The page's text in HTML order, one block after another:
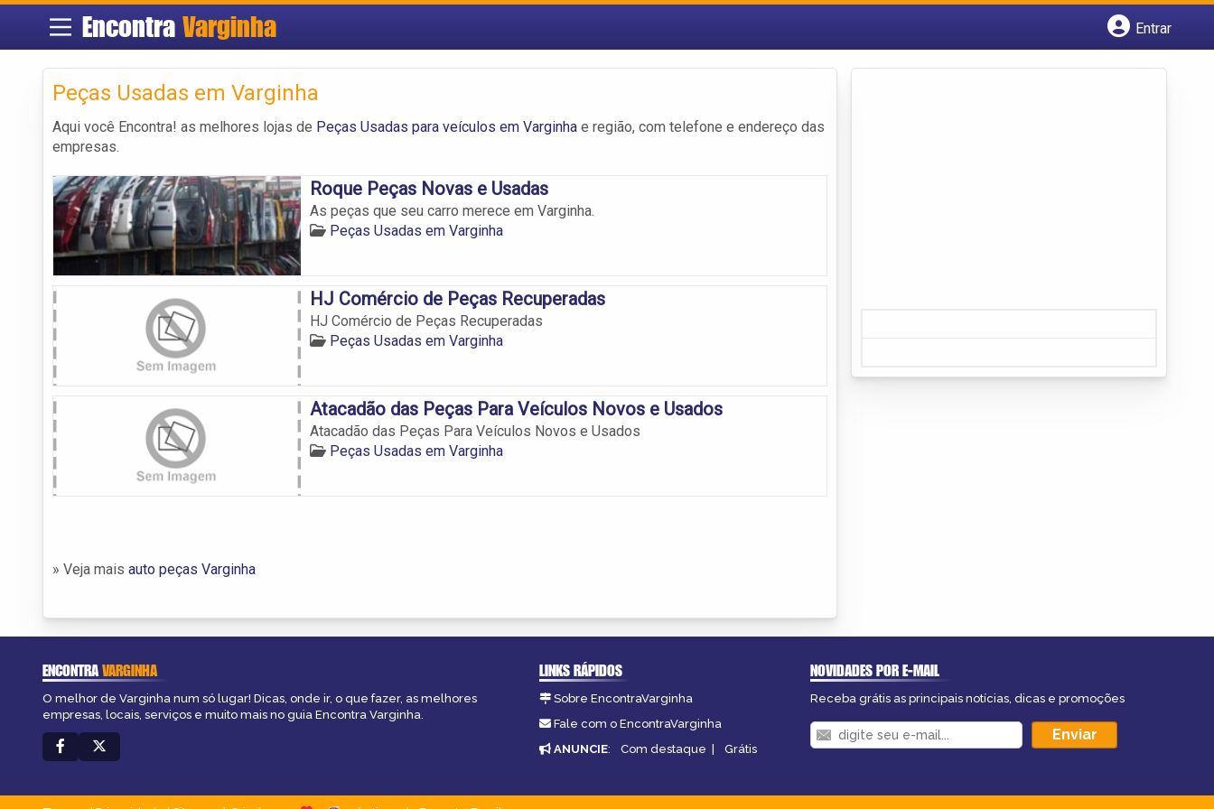
Encontra Varginha
Entrar
Peças Usadas em Varginha
Aqui você Encontra! as melhores lojas de Peças Usadas para veículos em Varginha e região, com telefone e endereço das
empresas.
Roque Peças Novas e Usadas
As peças que seu carro merece em Varginha.
Peças Usadas em Varginha
HJ Comércio de Peças Recuperadas
HJ Comércio de Peças Recuperadas
Peças Usadas em Varginha
Atacadão das Peças Para Veículos Novos e Usados
Atacadão das Peças Para Veículos Novos e Usados
Peças Usadas em Varginha
» Veja mais auto peças Varginha
ENCONTRAVARGINHA
O melhor de Varginha num só lugar! Dicas, onde ir, o que fazer, as melhores
empresas, locais, serviços e muito mais no guia Encontra Varginha.
LINKS RÁPIDOS
Sobre EncontraVarginha
Fale com o EncontraVarginha
ANUNCIE: Com destaque | Grátis
NOVIDADES POR E-MAIL
Receba grátis as principais notícias, dicas e promoções